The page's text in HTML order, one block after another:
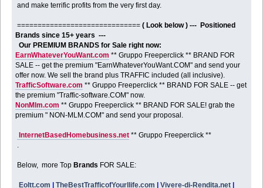
and make terrific profits from the very first day.
==============================( Look below ) --- Positioned
Brands since 15+ years ---
Our PREMIUM BRANDS for Sale right now:
EarnWhateverYouWant.com ** Gruppo Freeperclick ** BRAND FOR
SALE -- get the premium "EarnWhateverYouWant.COM" and send your
offer now. We sell the brand plus TRAFFIC included (all inclusive).
TrafficSoftware.com ** Gruppo Freeperclick ** BRAND FOR SALE -- get
the premium "Traffic-software.COM" now.
NonMlm.com ** Gruppo Freeperclick ** BRAND FOR SALE! grab the
premium " NON-MLM.COM" and send your proposal.
InternetBasedHomebusiness.net ** Gruppo Freeperclick **
Below, more TopBrands FOR SALE:
Eoltt.com |TheBestTrafficofYourllife.com |Vivere-di-Rendita.net |